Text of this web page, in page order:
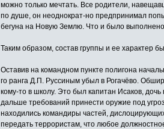
можно только мечтать. Все родители,
по душе, он неоднократ-но предпринимал
бегуна на Новую Землю. Что и было
Таким образом, состав группы и ее характер
Оставив на командном пункте полигона
го ранга Д.П. Руссиным убыл в Рогачёво.
кому-то в школу. Это был капитан Исаков,
дальше требований принести оружие под
находились командиры частей,
передать террористам, что любое